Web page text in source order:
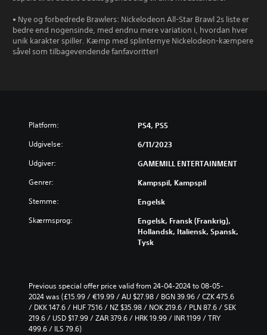
• Nye og forbedrede Brawlers: Nickelodeon All-Star Brawl 2s liste er
bedre end nogensinde, med endnu mere variation i, hvordan hver
unik karakter spiller. Kæmp med splinternye Nickelodeon-kæmpere
såvel som tilbagevendende fanfavoritter!
Platform: PS4, PS5
Udgivelse: 6/11/2023
Udgiver: GAMEMILL ENTERTAINMENT
Genrer: Kampspil, Kampspil
Stemme: Engelsk
Skærmsprog:
Engelsk, Fransk (Frankrig),
Hollandsk, Italiensk, Spansk,
Tysk
Previous special offer price valid from 24-04-2024 to 08-05-
2024 was (£15.99 / €19.99 / AU $27.98 / BGN 39.96 / CZK 475.6
/ DKK 147.6 / HUF 7516 / NZ $35.98 / NOK 219.6 / PLN 87.6 / SEK
219.6 / USD $17.99 / ZAR 379.6 / HRK 19.99 / INR 1199 / TRY
499.6 / ILS 79.6)